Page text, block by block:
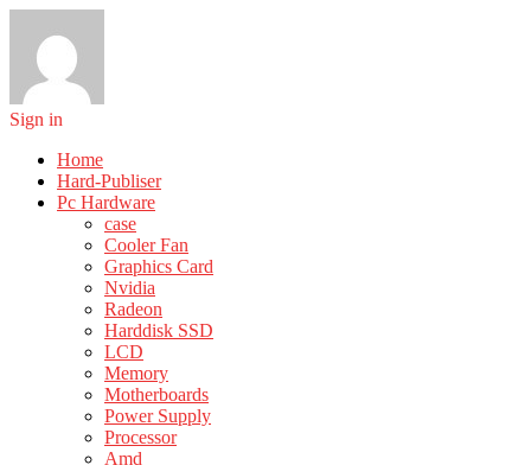
Sign in
Home
Hard-Publiser
Pc Hardware
case
Cooler Fan
Graphics Card
Nvidia
Radeon
Harddisk SSD
LCD
Memory
Motherboards
Power Supply
Processor
Amd